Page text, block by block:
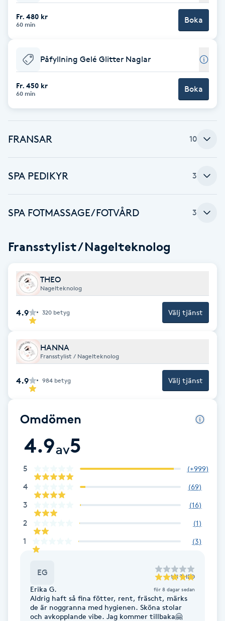
Fotvård
Fransar
Fransborttagning
Fransfärgning
Fransförlängning Megavolym
Fransförlängning Volym
Frekvensterapi
Friskvård
Friskvårdsmassage
Frisör
Gel naglar
Gelenaglar
Gellack med förstärkning
Gravidmassage
Fr. 480 kr
60 min Boka
Påfyllning Gelé Glitter Naglar
Fr. 450 kr
60 min Boka
FRANSAR 10
SPA PEDIKYR 3
SPA FOTMASSAGE/FOTVÅRD 3
Fransstylist / Nagelteknolog
THEO
Nagelteknolog
4.9 320 betyg Välj tjänst
HANNA
Fransstylist / Nagelteknolog
4.9 984 betyg Välj tjänst
Omdömen
4.9av5
5 (+999)
4 (69)
3 (16)
2 (1)
1 (3)
EG till THEO
Erika G. för 8 dagar sedan
Aldrig haft så fina fötter, rent, fräscht, märks
de är noggranna med hygienen. Sköna stolar
och avkopplande vibe. Jag kommer tillbaka🤗